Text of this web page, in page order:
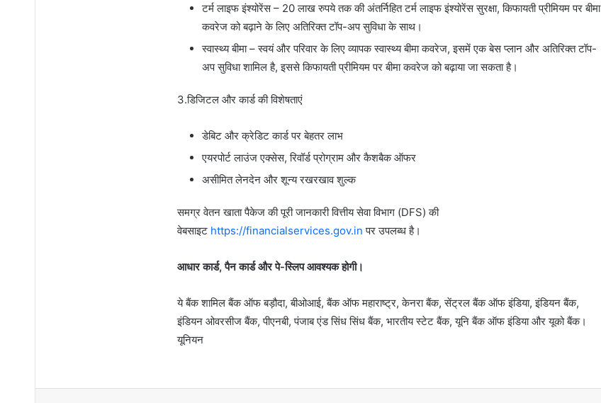
टर्म लाइफ इंश्योरेंस – 20 लाख रुपये तक की अंतर्निहित टर्म लाइफ इंश्योरेंस सुरक्षा, किफायती प्रीमियम पर बीमा
कवरेज को बढ़ाने के लिए अतिरिक्त टॉप-अप सुविधा के साथ।
स्वास्थ्य बीमा – स्वयं और परिवार के लिए व्यापक स्वास्थ्य बीमा कवरेज, इसमें एक बेस प्लान और अतिरिक्त टॉप-
अप सुविधा शामिल है, इससे किफायती प्रीमियम पर बीमा कवरेज को बढ़ाया जा सकता है।
3.डिजिटल और कार्ड की विशेषताएं
डेबिट और क्रेडिट कार्ड पर बेहतर लाभ
एयरपोर्ट लाउंज एक्सेस, रिवॉर्ड प्रोग्राम और कैशबैक ऑफर
असीमित लेनदेन और शून्य रखरखाव शुल्क
समग्र वेतन खाता पैकेज की पूरी जानकारी वित्तीय सेवा विभाग (DFS) की
वेबसाइट https://financialservices.gov.in पर उपलब्ध है।
आधार कार्ड, पैन कार्ड और पे-स्लिप आवश्यक होगी।
ये बैंक शामिल बैंक ऑफ बड़ौदा, बीओआई, बैंक ऑफ महाराष्ट्र, केनरा बैंक, सेंट्रल बैंक ऑफ इंडिया, इंडियन बैंक,
इंडियन ओवरसीज बैंक, पीएनबी, पंजाब एंड सिंध सिंध बैंक, भारतीय स्टेट बैंक, यूनि बैंक ऑफ इंडिया और यूको बैंक।
यूनियन